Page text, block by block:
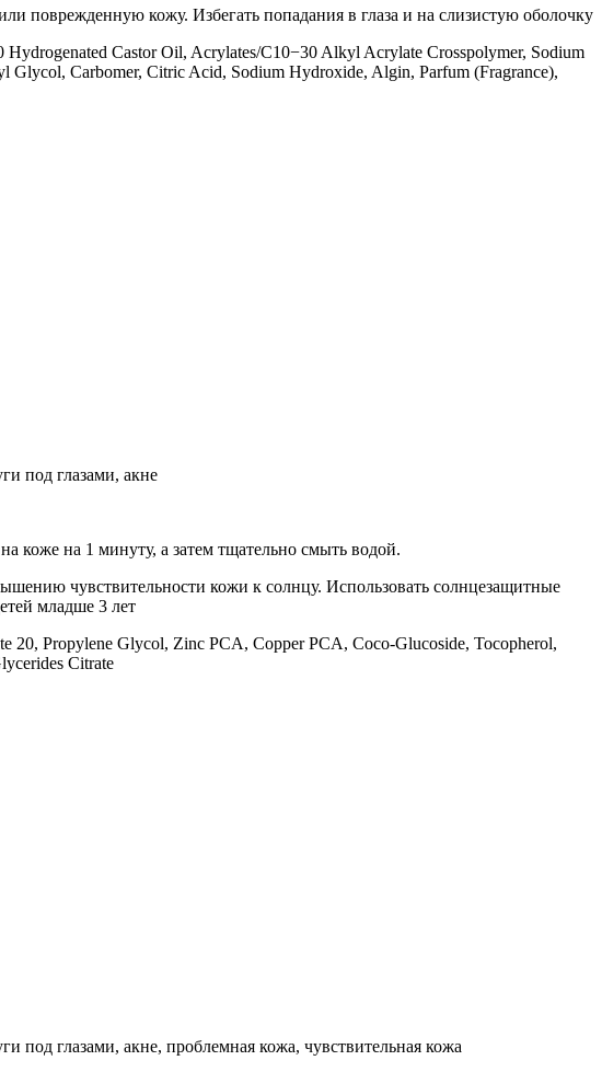
поврежденную кожу. Избегать попадания в глаза и на слизистую оболочку
Castor Oil, Acrylates/C10−30 Alkyl Acrylate Crosspolymer, Sodium
Carbomer, Citric Acid, Sodium Hydroxide, Algin, Parfum (Fragrance),
под глазами, акне
коже на 1 минуту, а затем тщательно смыть водой.
чувствительности кожи к солнцу. Использовать солнцезащитные
младше 3 лет
20, Propylene Glycol, Zinc PCA, Copper PCA, Coco-Glucoside, Tocopherol,
Citrate
глазами, акне, проблемная кожа, чувствительная кожа